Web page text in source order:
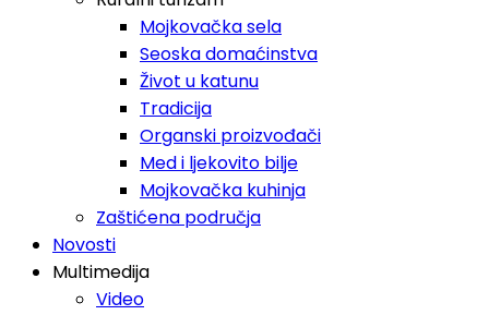
Mojkovačka sela
Seoska domaćinstva
Život u katunu
Tradicija
Organski proizvođači
Med i ljekovito bilje
Mojkovačka kuhinja
Zaštićena područja
Novosti
Multimedija
Video